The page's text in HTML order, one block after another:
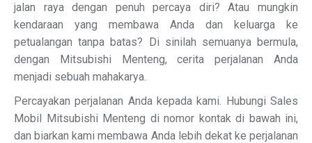
jalan raya dengan penuh percaya diri? Atau mungkin
kendaraan yang membawa Anda dan keluarga ke
petualangan tanpa batas? Di sinilah semuanya bermula,
dengan Mitsubishi Menteng, cerita perjalanan Anda
menjadi sebuah mahakarya.
Percayakan perjalanan Anda kepada kami. Hubungi Sales
Mobil Mitsubishi Menteng di nomor kontak di bawah ini,
dan biarkan kami membawa Anda lebih dekat ke perjalanan